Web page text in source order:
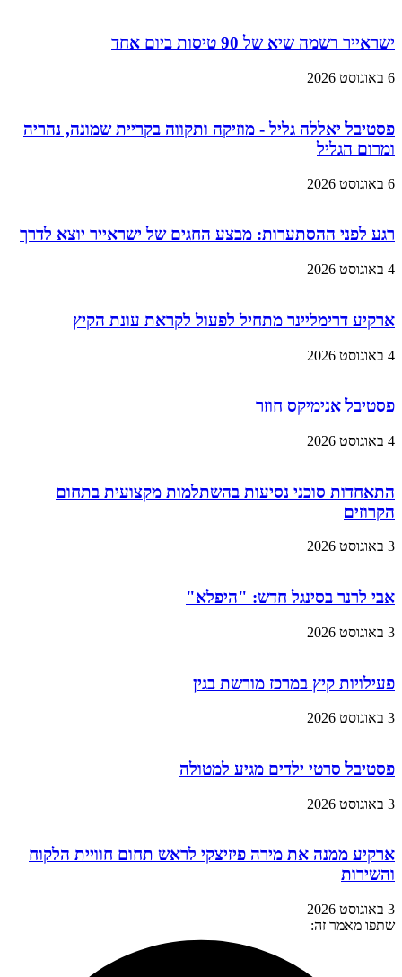
ישראייר רשמה שיא של 90 טיסות ביום אחד
6 באוגוסט 2026
פסטיבל יאללה גליל - מוזיקה ותקווה בקריית שמונה, נהריה
ומרום הגליל
6 באוגוסט 2026
רגע לפני ההסתערות: מבצע החגים של ישראייר יוצא לדרך
4 באוגוסט 2026
ארקיע דרימליינר מתחיל לפעול לקראת עונת הקיץ
4 באוגוסט 2026
פסטיבל אנימיקס חוזר
4 באוגוסט 2026
התאחדות סוכני נסיעות בהשתלמות מקצועית בתחום
הקרוזים
3 באוגוסט 2026
אבי לרנר בסינגל חדש: "היפלא"
3 באוגוסט 2026
פעילויות קיץ במרכז מורשת בגין
3 באוגוסט 2026
פסטיבל סרטי ילדים מגיע למטולה
3 באוגוסט 2026
ארקיע ממנה את מירה פיזיצקי לראש תחום חוויית הלקוח
והשירות
3 באוגוסט 2026
שתפו מאמר זה: